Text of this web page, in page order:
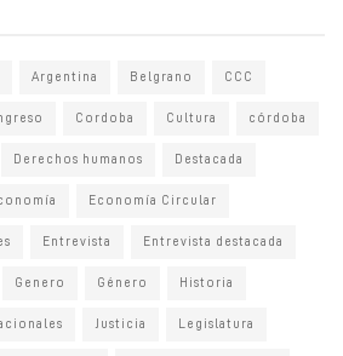
Argentina Belgrano CCC
Cordoba Cultura córdoba
Derechos humanos Destacada
Economía Circular
Entrevista Entrevista destacada
Genero Género Historia
Justicia Legislatura